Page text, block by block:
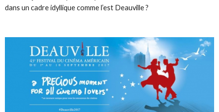
dans un cadre idyllique comme l’est Deauville ?